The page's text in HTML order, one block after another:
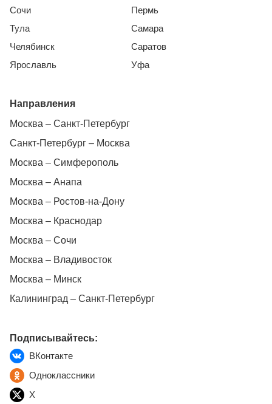
Сочи
Тула
Челябинск
Ярославль
Пермь
Самара
Саратов
Уфа
Направления
Москва – Санкт-Петербург
Санкт-Петербург – Москва
Москва – Симферополь
Москва – Анапа
Москва – Ростов-на-Дону
Москва – Краснодар
Москва – Сочи
Москва – Владивосток
Москва – Минск
Калининград – Санкт-Петербург
Подписывайтесь:
ВКонтакте
Одноклассники
X